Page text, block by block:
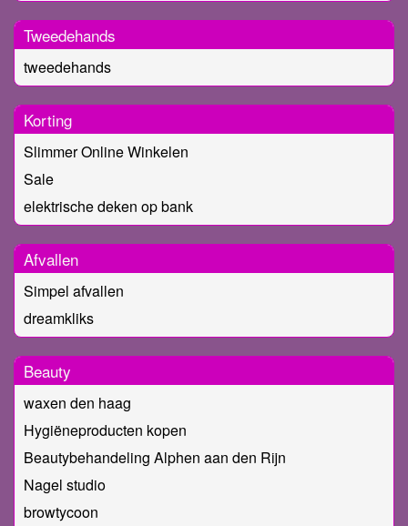
Tweedehands
tweedehands
Korting
Slimmer Online Winkelen
Sale
elektrische deken op bank
Afvallen
Simpel afvallen
dreamkliks
Beauty
waxen den haag
Hygiëneproducten kopen
Beautybehandeling Alphen aan den Rijn
Nagel studio
browtycoon